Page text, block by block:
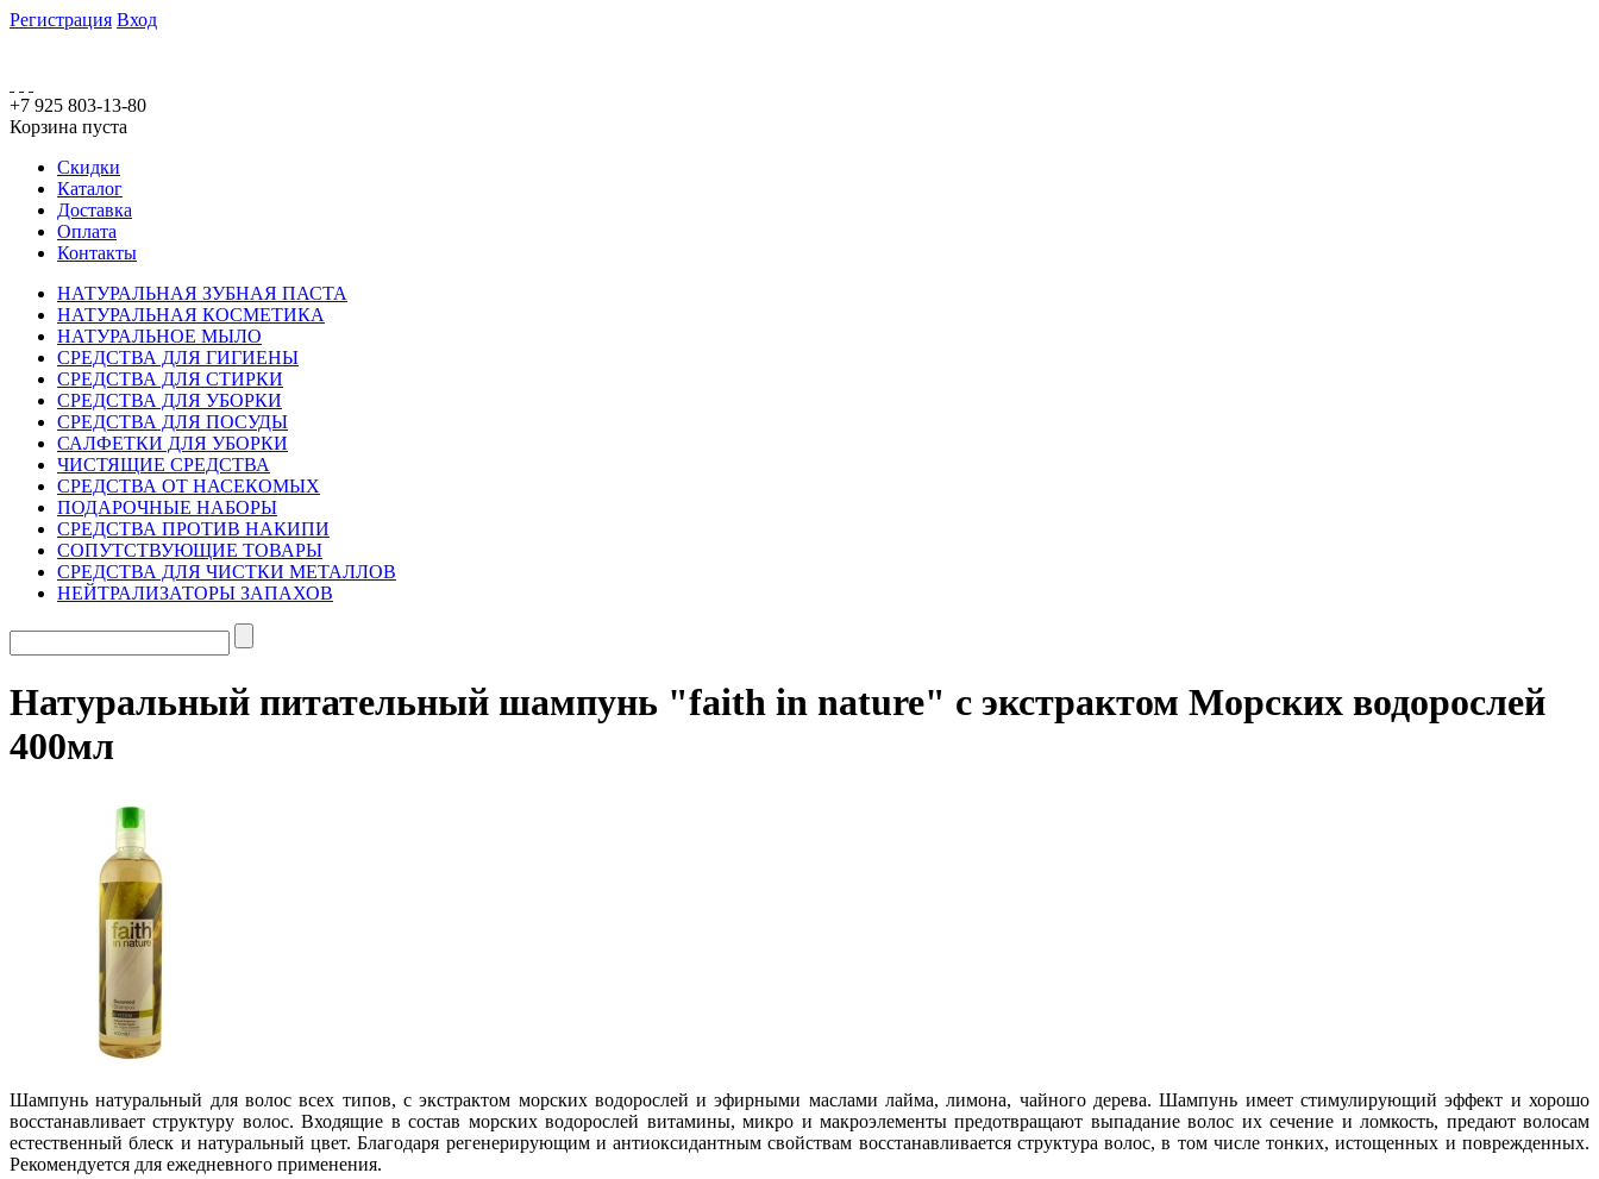
Регистрация Вход
+7 925 803-13-80
Корзина пуста
Скидки
Каталог
Доставка
Оплата
Контакты
НАТУРАЛЬНАЯ ЗУБНАЯ ПАСТА
НАТУРАЛЬНАЯ КОСМЕТИКА
НАТУРАЛЬНОЕ МЫЛО
СРЕДСТВА ДЛЯ ГИГИЕНЫ
СРЕДСТВА ДЛЯ СТИРКИ
СРЕДСТВА ДЛЯ УБОРКИ
СРЕДСТВА ДЛЯ ПОСУДЫ
САЛФЕТКИ ДЛЯ УБОРКИ
ЧИСТЯЩИЕ СРЕДСТВА
СРЕДСТВА ОТ НАСЕКОМЫХ
ПОДАРОЧНЫЕ НАБОРЫ
СРЕДСТВА ПРОТИВ НАКИПИ
СОПУТСТВУЮЩИЕ ТОВАРЫ
СРЕДСТВА ДЛЯ ЧИСТКИ МЕТАЛЛОВ
НЕЙТРАЛИЗАТОРЫ ЗАПАХОВ
Натуральный питательный шампунь "faith in nature" с экстрактом Морских водорослей
400мл
Шампунь натуральный для волос всех типов, с экстрактом морских водорослей и эфирными маслами лайма, лимона, чайного дерева. Шампунь имеет стимулирующий эффект и хорошо
восстанавливает структуру волос. Входящие в состав морских водорослей витамины, микро и макроэлементы предотвращают выпадание волос их сечение и ломкость, предают волосам
естественный блеск и натуральный цвет. Благодаря регенерирующим и антиоксидантным свойствам восстанавливается структура волос, в том числе тонких, истощенных и поврежденных.
Рекомендуется для ежедневного применения.